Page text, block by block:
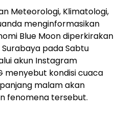
Meteorologi, Klimatologi,
menginformasikan
Blue Moon diperkirakan
pada Sabtu
akun Instagram
menyebut kondisi cuaca
malam akan
fenomena tersebut.